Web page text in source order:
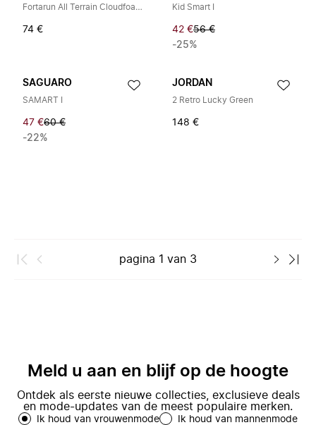
Fortarun All Terrain Cloudfoam Sport
74 €
Kid Smart I
42 €56 €
-25%
SAGUARO
SAMART I
47 €60 €
-22%
JORDAN
2 Retro Lucky Green
148 €
pagina 1 van 3
Meld u aan en blijf op de hoogte
Ontdek als eerste nieuwe collecties, exclusieve deals
en mode-updates van de meest populaire merken.
Ik houd van vrouwenmode Ik houd van mannenmode